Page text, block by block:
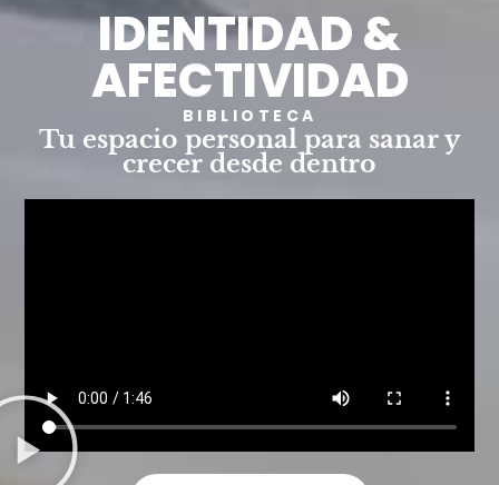
IDENTIDAD &
AFECTIVIDAD
BIBLIOTECA
Tu espacio personal para sanar y
crecer desde dentro